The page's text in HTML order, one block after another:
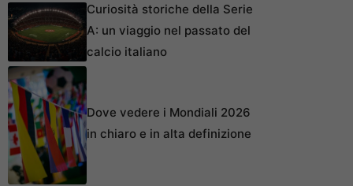
Curiosità storiche della Serie
A: un viaggio nel passato del
calcio italiano
Dove vedere i Mondiali 2026
in chiaro e in alta definizione